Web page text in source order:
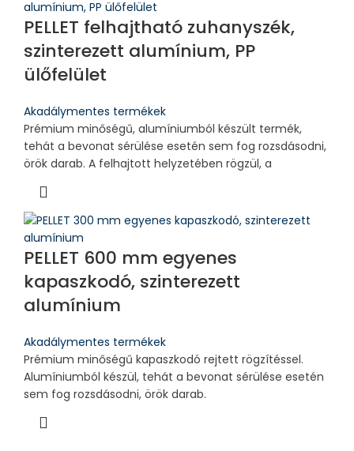
PELLET felhajtható zuhanyszék,
szinterezett alumínium, PP
ülőfelület
Akadálymentes termékek
Prémium minőségű, alumíniumból készült termék,
tehát a bevonat sérülése esetén sem fog rozsdásodni,
örök darab. A felhajtott helyzetében rögzül, a
PELLET 600 mm egyenes
kapaszkodó, szinterezett
alumínium
Akadálymentes termékek
Prémium minőségű kapaszkodó rejtett rögzítéssel.
Alumíniumból készül, tehát a bevonat sérülése esetén
sem fog rozsdásodni, örök darab.